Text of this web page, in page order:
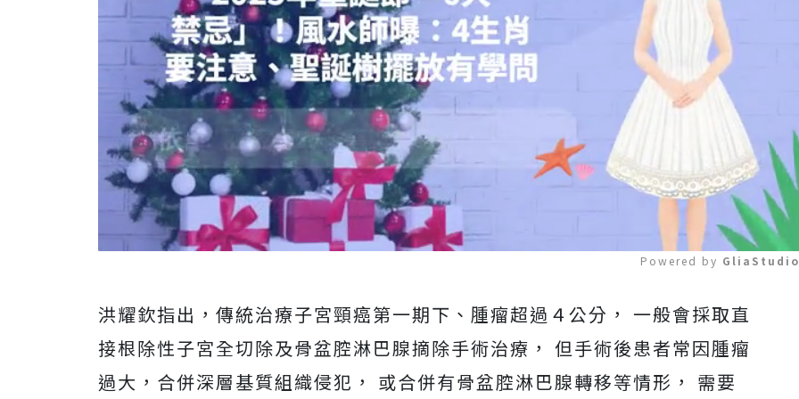
Mute
Powered by
洪耀欽指出，傳統治療子宮頸癌第一期下、腫瘤超過４公分， 一般會採取直
接根除性子宮全切除及骨盆腔淋巴腺摘除手術治療， 但手術後患者常因腫瘤
過大，合併深層基質組織侵犯， 或合併有骨盆腔淋巴腺轉移等情形， 需要